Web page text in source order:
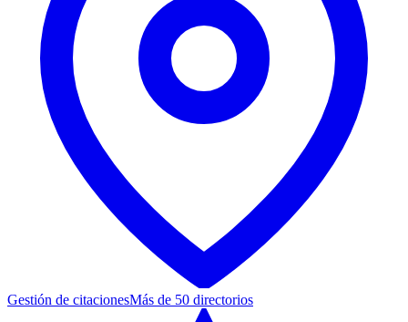
Gestión de citacionesMás de 50 directorios